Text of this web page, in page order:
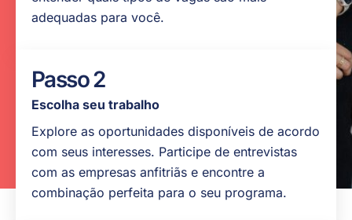
obter
VEJA
NOSSA
PÁGINA DE
integral
conversacional
adequadas para você.
Passo 2
Escolha seu trabalho
Explore as oportunidades disponíveis de acordo
com seus interesses. Participe de entrevistas
com as empresas anfitriãs e encontre a
combinação perfeita para o seu programa.